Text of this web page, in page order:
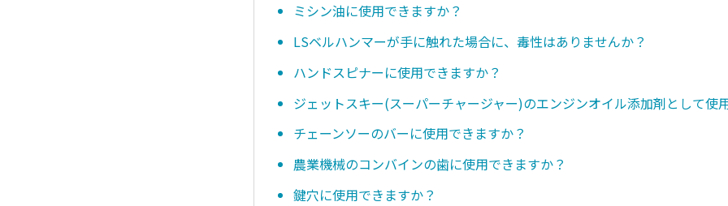
ミシン油に使用できますか？
LSベルハンマーが手に触れた場合に、毒性はありませんか？
ハンドスピナーに使用できますか？
ジェットスキー(スーパーチャージャー)のエンジンオイル添加剤として使
チェーンソーのバーに使用できますか？
農業機械のコンバインの歯に使用できますか？
鍵穴に使用できますか？